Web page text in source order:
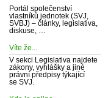
Portál společenství
vlastníků jednotek (SVJ,
SVBJ) – články, legislativa,
diskuse, …
Víte že...
V sekci Legislativa najdete
zákony, vyhlášky a jiné
právní předpisy týkající
se SVJ.